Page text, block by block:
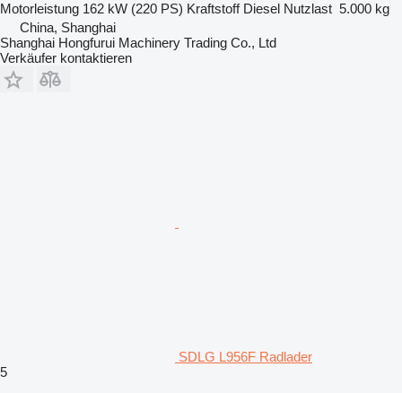
Motorleistung 162 kW (220 PS) Kraftstoff Diesel Nutzlast 5.000 kg
China, Shanghai
Shanghai Hongfurui Machinery Trading Co., Ltd
Verkäufer kontaktieren
SDLG L956F Radlader
5